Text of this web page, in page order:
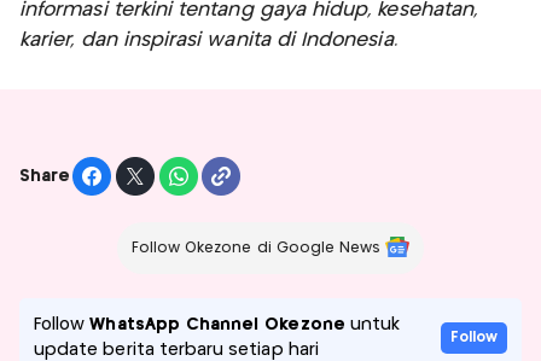
informasi terkini tentang gaya hidup, kesehatan,
karier, dan inspirasi wanita di Indonesia.
Share
Follow Okezone di Google News
FollowWhatsApp Channel Okezone untuk
update berita terbaru setiap hari
Follow